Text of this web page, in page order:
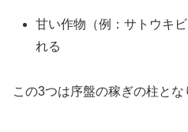
甘い作物（例：サトウキ
れる
この3つは序盤の稼ぎの柱とな